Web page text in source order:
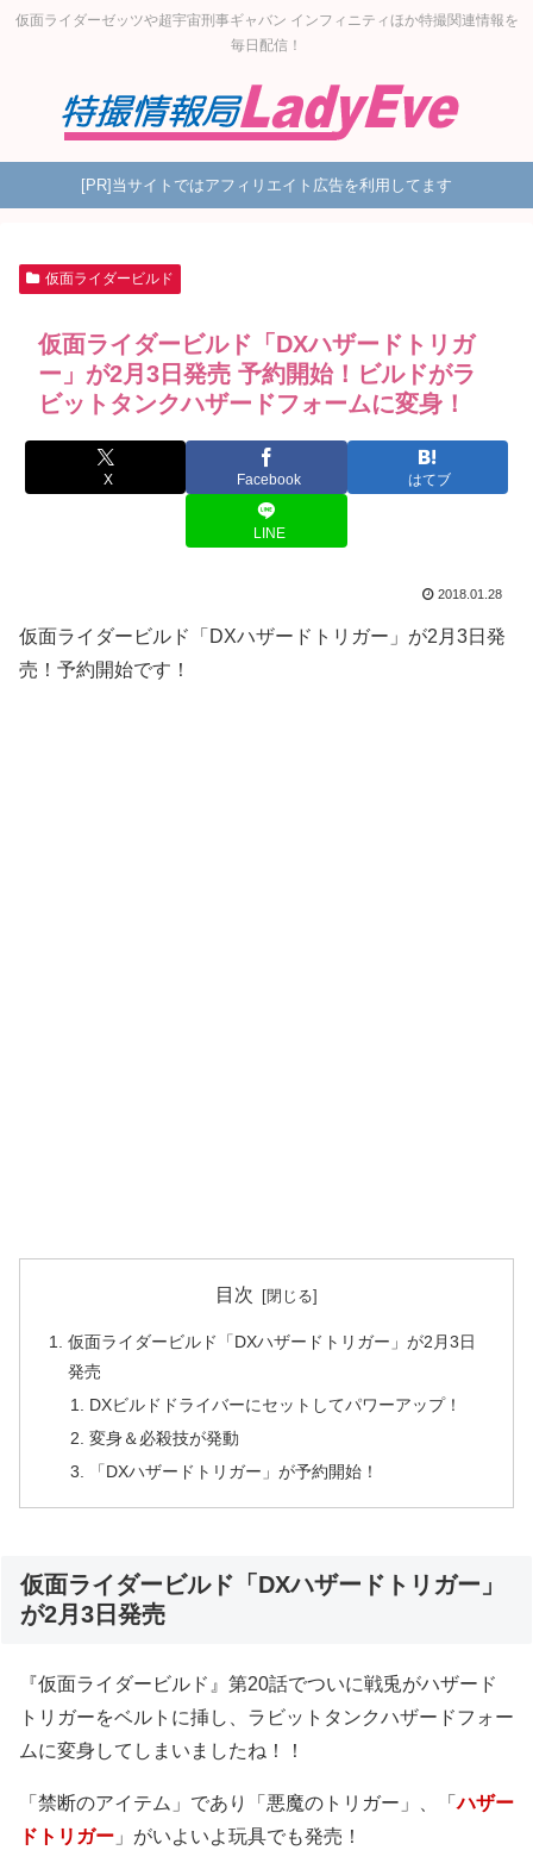
仮面ライダーゼッツや超宇宙刑事ギャバン インフィニティほか特撮関連情報を
毎日配信！
[PR]当サイトではアフィリエイト広告を利用してます
仮面ライダービルド
仮面ライダービルド「DXハザードトリガ
ー」が2月3日発売 予約開始！ビルドがラ
ビットタンクハザードフォームに変身！
X Facebook はてブ
LINE
2018.01.28
仮面ライダービルド「DXハザードトリガー」が2月3日発
売！予約開始です！
目次
仮面ライダービルド「DXハザードトリガー」が2月3日
発売
DXビルドドライバーにセットしてパワーアップ！
変身＆必殺技が発動
「DXハザードトリガー」が予約開始！
仮面ライダービルド「DXハザードトリガー」
が2月3日発売
『仮面ライダービルド』第20話でついに戦兎がハザード
トリガーをベルトに挿し、ラビットタンクハザードフォー
ムに変身してしまいましたね！！
「禁断のアイテム」であり「悪魔のトリガー」、「ハザー
ドトリガー 」がいよいよ玩具でも発売！